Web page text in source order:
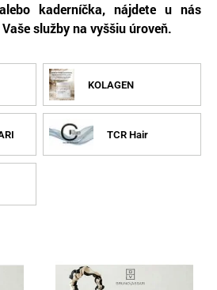
kaderníčka, nájdete u nás
služby na vyššiu úroveň.
KOLAGEN
TCR Hair